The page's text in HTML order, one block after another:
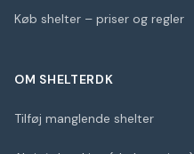
Køb shelter – priser og regler
OM SHELTERDK
Tilføj manglende shelter